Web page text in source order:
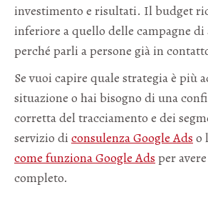
investimento e risultati. Il budget
inferiore a quello delle campagne di
perché parli a persone già in
Se vuoi capire quale strategia è più
situazione o hai bisogno di una
corretta del tracciamento e dei
servizio di consulenza Google Ads o
come funziona Google Ads per
completo.